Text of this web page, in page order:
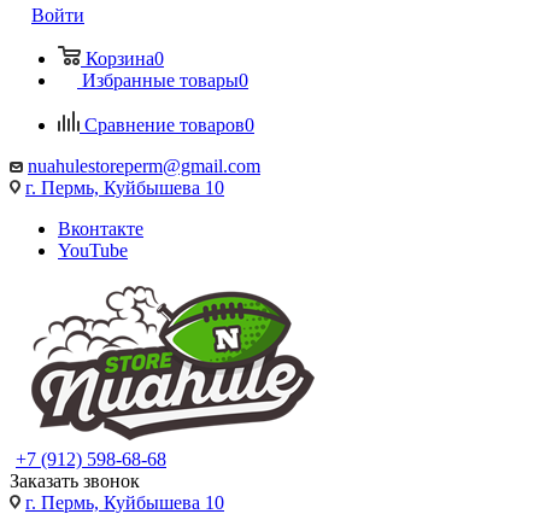
Войти
Корзина0
Избранные товары0
Сравнение товаров0
nuahulestoreperm@gmail.com
г. Пермь, Куйбышева 10
Вконтакте
YouTube
+7 (912) 598-68-68
Заказать звонок
г. Пермь, Куйбышева 10